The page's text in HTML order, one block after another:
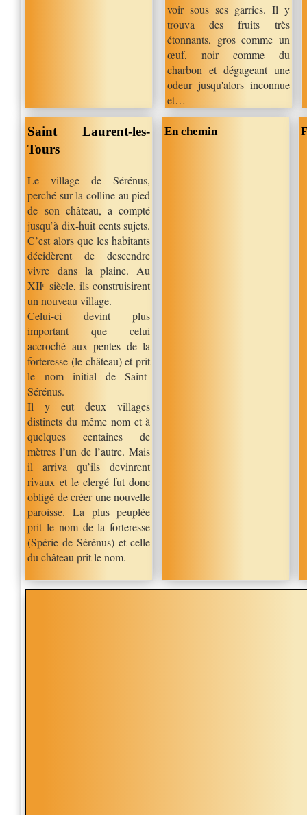
voir sous ses garrics. Il y
trouva des fruits très
étonnants, gros comme un
œuf, noir comme du
charbon et dégageant une
odeur jusqu'alors inconnue
et…
Saint Laurent-les-
Tours
Le village de Sérénus,
perché sur la colline au pied
de son château, a compté
jusqu’à dix-huit cents sujets.
C’est alors que les habitants
décidèrent de descendre
vivre dans la plaine. Au
XIIᵉ siècle, ils construisirent
un nouveau village.
Celui-ci devint plus
important que celui
accroché aux pentes de la
forteresse (le château) et prit
le nom initial de Saint-
Sérénus.
Il y eut deux villages
distincts du même nom et à
quelques centaines de
mètres l’un de l’autre. Mais
il arriva qu’ils devinrent
rivaux et le clergé fut donc
obligé de créer une nouvelle
paroisse. La plus peuplée
prit le nom de la forteresse
(Spériede Sérénus) et celle
du château prit le nom.
En chemin